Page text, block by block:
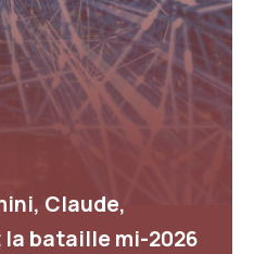
Claude,
bataille mi-2026